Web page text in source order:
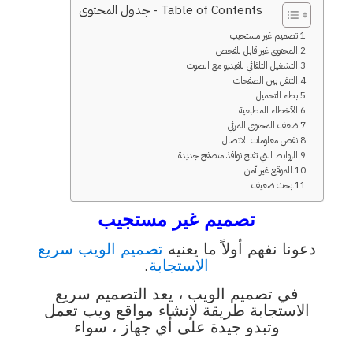
Table of Contents - جدول المحتوى
تصميم غير مستجيب
المحتوى غير قابل للفحص
التشغيل التلقائي للفيديو مع الصوت
التنقل بين الصفحات
بطء التحميل
الأخطاء المطبعية
ضعف المحتوى المرئي
نقص معلومات الاتصال
الروابط التي تفتح نوافذ متصفح جديدة
الموقع غير آمن
بحث ضعيف
تصميم غير مستجيب
دعونا نفهم أولاً ما يعنيه تصميم الويب سريع
الاستجابة.
في تصميم الويب ، يعد التصميم سريع
الاستجابة طريقة لإنشاء مواقع ويب تعمل
وتبدو جيدة على أي جهاز ، سواء